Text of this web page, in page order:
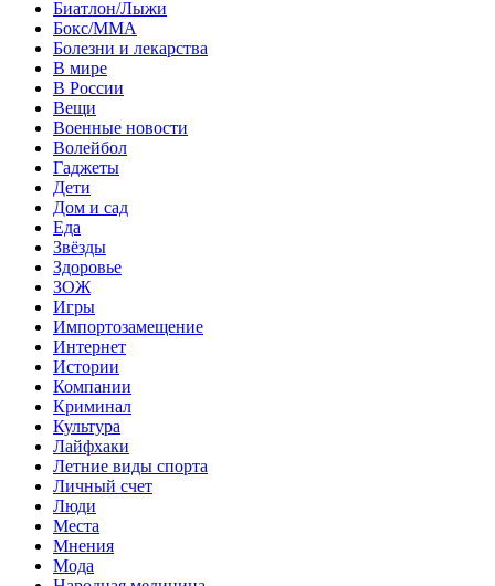
Биатлон/Лыжи
Бокс/MMA
Болезни и лекарства
В мире
В России
Вещи
Военные новости
Волейбол
Гаджеты
Дети
Дом и сад
Еда
Звёзды
Здоровье
ЗОЖ
Игры
Импортозамещение
Интернет
Истории
Компании
Криминал
Культура
Лайфхаки
Летние виды спорта
Личный счет
Люди
Места
Мнения
Мода